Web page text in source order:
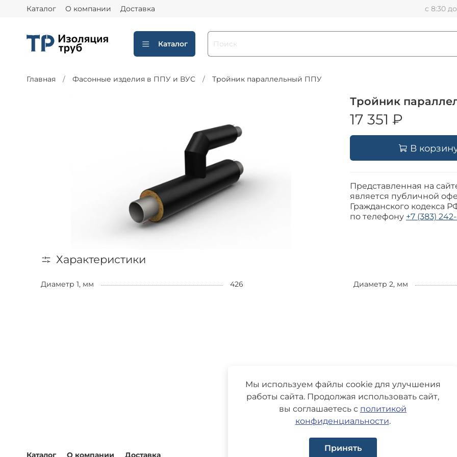
Каталог О компании Доставка с 8:30
Каталог
Главная Фасонные изделия в ППУ и ВУС Тройник параллельный ППУ
Тройник
17 351 ₽
В
Представленная на
является публичной
Гражданского кодекса
по телефону +7 (383)
Характеристики
Диаметр 1, мм 426 Диаметр 2, мм
Каталог О компании Доставка
Мы используем файлы cookie для улучшения
работы сайта. Продолжая использовать сайт,
вы соглашаетесь с политикой
конфиденциальности.
Принять